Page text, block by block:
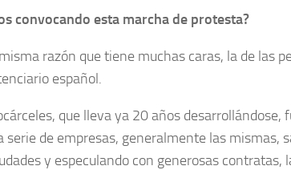
convocando esta marcha de protesta?
razón que tiene muchas caras, la de las
español.
que lleva ya 20 años desarrollándose,
serie de empresas, generalmente las mismas,
y especulando con generosas contratas,